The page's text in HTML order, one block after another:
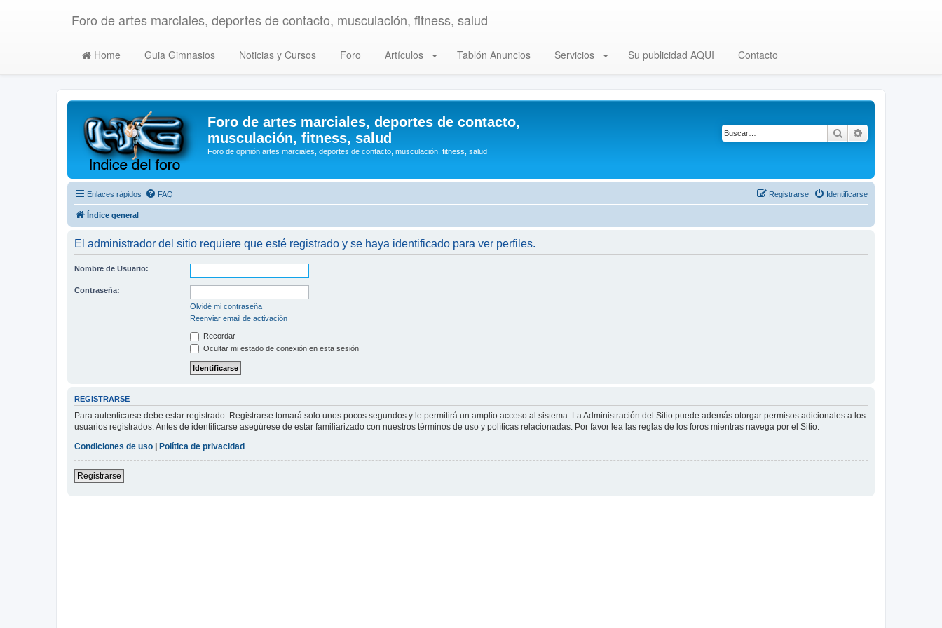
Foro de artes marciales, deportes de contacto, musculación, fitness, salud
Home Guia Gimnasios Noticias y Cursos Foro Artículos Tablón Anuncios Servicios Su publicidad AQUI Contacto
Foro de artes marciales, deportes de contacto,
musculación, fitness, salud
Foro de opinión artes marciales, deportes de contacto, musculación, fitness, salud
Buscar
Enlaces rápidos FAQ Identificarse
Registrarse
Índice general
El administrador del sitio requiere que esté registrado y se haya identificado para ver perfiles.
Nombre de Usuario:
Contraseña:
Olvidé mi contraseña
Reenviar email de activación
Recordar
Ocultar mi estado de conexión en esta sesión
REGISTRARSE
Para autenticarse debe estar registrado. Registrarse tomará solo unos pocos segundos y le permitirá un amplio acceso al sistema. La Administración del Sitio puede además otorgar permisos adicionales a los
usuarios registrados. Antes de identificarse asegúrese de estar familiarizado con nuestros términos de uso y políticas relacionadas. Por favor lea las reglas de los foros mientras navega por el Sitio.
Condiciones de uso | Política de privacidad
Registrarse